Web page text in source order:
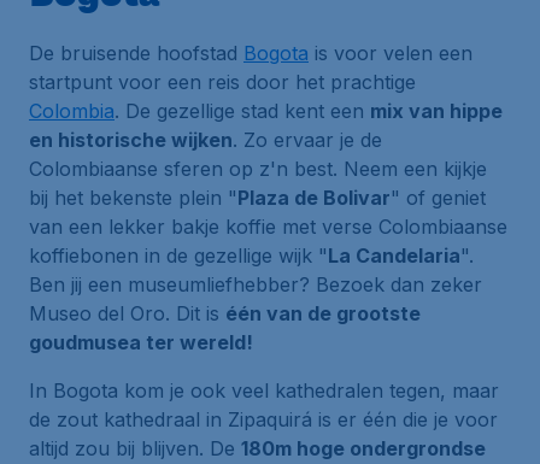
De bruisende hoofstad Bogota is voor velen een
startpunt voor een reis door het prachtige
Colombia. De gezellige stad kent een mix van hippe
en historische wijken. Zo ervaar je de
Colombiaanse sferen op z'n best. Neem een kijkje
bij het bekenste plein "Plaza de Bolivar" of geniet
van een lekker bakje koffie met verse Colombiaanse
koffiebonen in de gezellige wijk "La Candelaria".
Ben jij een museumliefhebber? Bezoek dan zeker
Museo del Oro. Dit is één van de grootste
goudmusea ter wereld!
In Bogota kom je ook veel kathedralen tegen, maar
de zout kathedraal in Zipaquirá is er één die je voor
altijd zou bij blijven. De 180m hoge ondergrondse